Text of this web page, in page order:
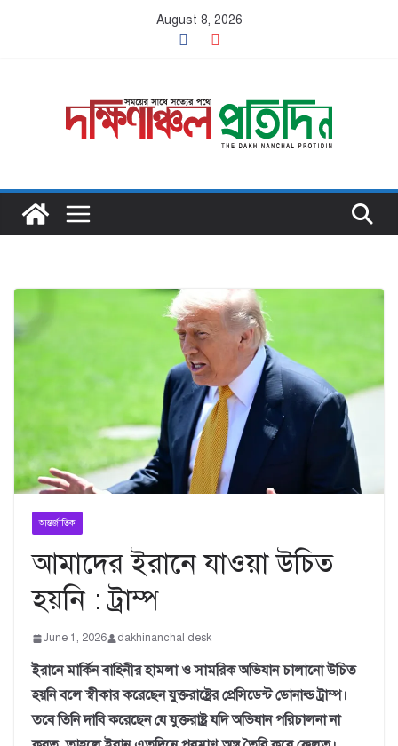
August 8, 2026
আন্তর্জাতিক
আমাদের ইরানে যাওয়া উচিত
হয়নি : ট্রাম্প
June 1, 2026 dakhinanchal desk
ইরানে মার্কিন বাহিনীর হামলা ও সামরিক অভিযান চালানো উচিত
হয়নি বলে স্বীকার করেছেন যুক্তরাষ্ট্রের প্রেসিডেন্ট ডোনাল্ড ট্রাম্প।
তবে তিনি দাবি করেছেন যে যুক্তরাষ্ট্র যদি অভিযান পরিচালনা না